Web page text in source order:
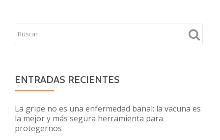
ENTRADAS RECIENTES
La gripe no es una enfermedad banal; la vacuna es
la mejor y más segura herramienta para
protegernos